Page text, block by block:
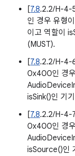
[7.8.2.2/H-4-
인 경우 유형
이고 역할이
(MUST).
[7.8.2.2/H-4-
0x400인 경우
isSink()인 기
[7.8.2.2/H-4-
0x400인 경우
isSource()인